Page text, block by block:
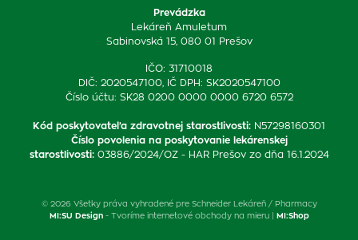
Prevádzka
Lekáreň Amuletum
Sabinovská 15, 080 01 Prešov
IČO: 31710018
DIČ: 2020547100, IČ DPH: SK2020547100
Číslo účtu: SK28 0200 0000 0000 6720 6572
Kód poskytovateľa zdravotnej starostlivosti: N57298160301
Číslo povolenia na poskytovanie lekárenskej
starostlivosti: 03886/2024/OZ - HAR Prešov zo dňa 16.1.2024
© 2026 Všetky práva vyhradené pre Schneider Lekáreň / Pharmacy
MI:SU Design- Tvoríme internetové obchody na mieru | MI:Shop